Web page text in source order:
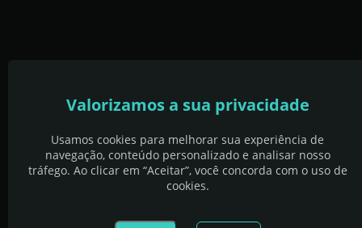
Valorizamos a sua privacidade
Usamos cookies para melhorar sua experiência de
navegação, conteúdo personalizado e analisar nosso
tráfego. Ao clicar em “Aceitar”, você concorda com o uso de
cookies.